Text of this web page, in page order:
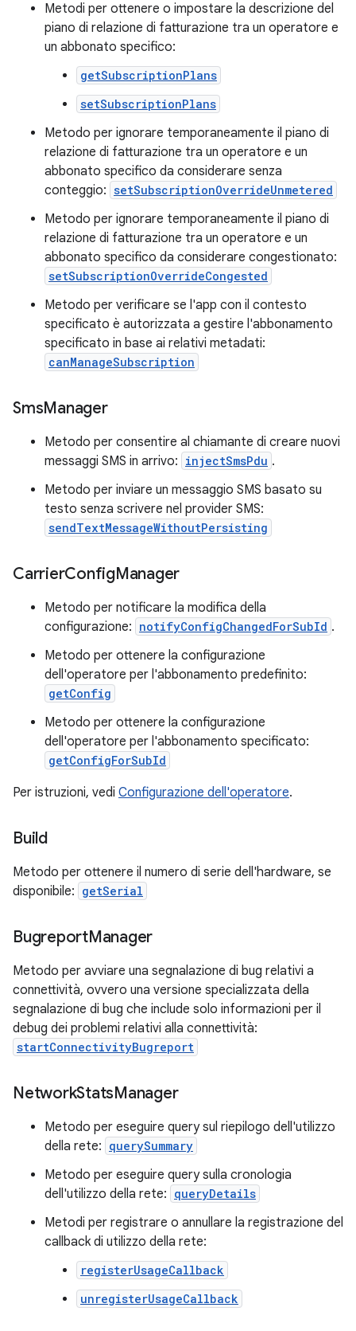
Metodi per ottenere o impostare la descrizione del
piano di relazione di fatturazione tra un operatore e
un abbonato specifico:
getSubscriptionPlans
setSubscriptionPlans
Metodo per ignorare temporaneamente il piano di
relazione di fatturazione tra un operatore e un
abbonato specifico da considerare senza
conteggio: setSubscriptionOverrideUnmetered
Metodo per ignorare temporaneamente il piano di
relazione di fatturazione tra un operatore e un
abbonato specifico da considerare congestionato:
setSubscriptionOverrideCongested
Metodo per verificare se l'app con il contesto
specificato è autorizzata a gestire l'abbonamento
specificato in base ai relativi metadati:
canManageSubscription
SmsManager
Metodo per consentire al chiamante di creare nuovi
messaggi SMS in arrivo: injectSmsPdu .
Metodo per inviare un messaggio SMS basato su
testo senza scrivere nel provider SMS:
sendTextMessageWithoutPersisting
CarrierConfigManager
Metodo per notificare la modifica della
configurazione: notifyConfigChangedForSubId .
Metodo per ottenere la configurazione
dell'operatore per l'abbonamento predefinito:
getConfig
Metodo per ottenere la configurazione
dell'operatore per l'abbonamento specificato:
getConfigForSubId
Per istruzioni, vedi Configurazione dell'operatore.
Build
Metodo per ottenere il numero di serie dell'hardware, se
disponibile: getSerial
BugreportManager
Metodo per avviare una segnalazione di bug relativi a
connettività, ovvero una versione specializzata della
segnalazione di bug che include solo informazioni per il
debug dei problemi relativi alla connettività:
startConnectivityBugreport
NetworkStatsManager
Metodo per eseguire query sul riepilogo dell'utilizzo
della rete: querySummary
Metodo per eseguire query sulla cronologia
dell'utilizzo della rete: queryDetails
Metodi per registrare o annullare la registrazione del
callback di utilizzo della rete:
registerUsageCallback
unregisterUsageCallback